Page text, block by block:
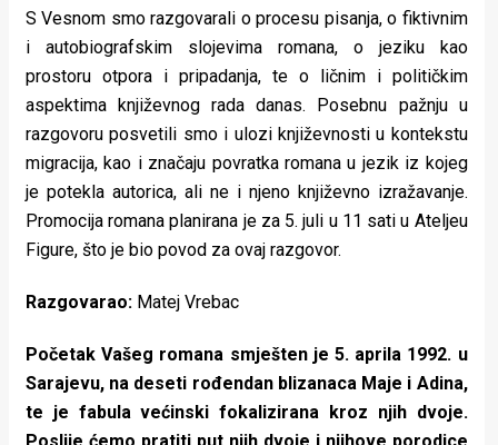
koje
rade
Urban
Places
Aktivizam
Aktuelnosti
Promo
About
Urban
S Vesnom smo razgovarali o procesu pisanja, o fiktivnim
i autobiografskim slojevima romana, o jeziku kao
prostoru otpora i pripadanja, te o ličnim i političkim
aspektima književnog rada danas. Posebnu pažnju u
razgovoru posvetili smo i ulozi književnosti u kontekstu
migracija, kao i značaju povratka romana u jezik iz kojeg
je potekla autorica, ali ne i njeno književno izražavanje.
Promocija romana planirana je za 5. juli u 11 sati u Ateljeu
Figure, što je bio povod za ovaj razgovor.
Razgovarao: Matej Vrebac
Početak Vašeg romana smješten je 5. aprila 1992. u
Sarajevu, na deseti rođendan blizanaca Maje i Adina,
te je fabula većinski fokalizirana kroz njih dvoje.